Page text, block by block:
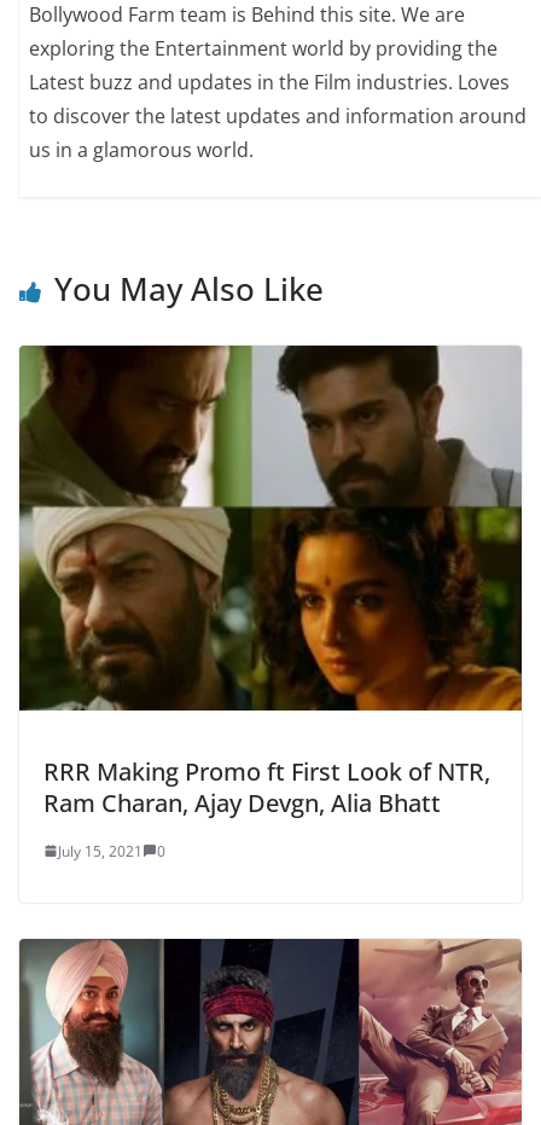
Bollywood Farm team is Behind this site. We are
exploring the Entertainment world by providing the
Latest buzz and updates in the Film industries. Loves
to discover the latest updates and information around
us in a glamorous world.
You May Also Like
RRR Making Promo ft First Look of NTR,
Ram Charan, Ajay Devgn, Alia Bhatt
July 15, 2021 0